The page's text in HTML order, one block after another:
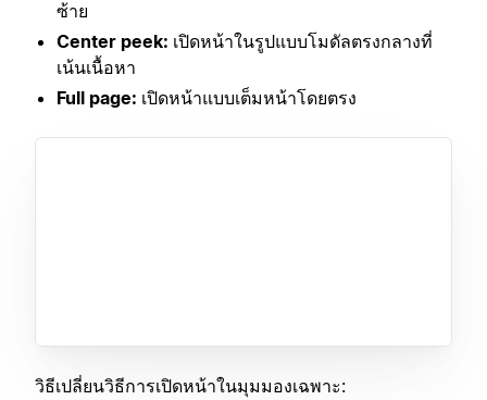
ซ้าย
Center peek: เปิดหน้าในรูปแบบโมดัลตรงกลางที่
เน้นเนื้อหา
Full page: เปิดหน้าแบบเต็มหน้าโดยตรง
วิธีเปลี่ยนวิธีการเปิดหน้าในมุมมองเฉพาะ: